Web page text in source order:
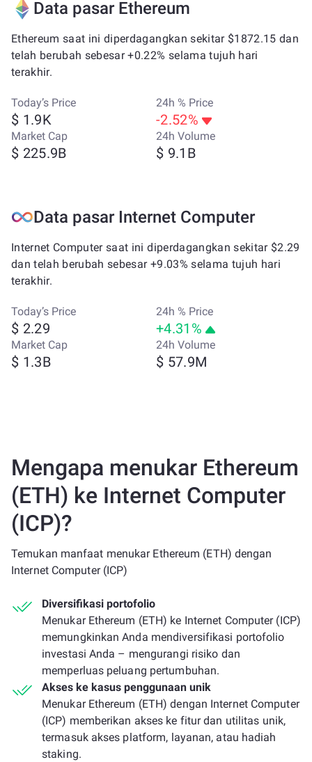
Data pasar Ethereum
Ethereum saat ini diperdagangkan sekitar $1872.15 dan
telah berubah sebesar +0.22% selama tujuh hari
terakhir.
Today’s Price
$ 1.9K
24h % Price
-2.52%
Market Cap
$ 225.9B
24h Volume
$ 9.1B
Data pasar Internet Computer
Internet Computer saat ini diperdagangkan sekitar $2.29
dan telah berubah sebesar +9.03% selama tujuh hari
terakhir.
Today’s Price
$ 2.29
24h % Price
+4.31%
Market Cap
$ 1.3B
24h Volume
$ 57.9M
Mengapa menukar Ethereum
(ETH) ke Internet Computer
(ICP)?
Temukan manfaat menukar Ethereum (ETH) dengan
Internet Computer (ICP)
Diversifikasi portofolio
Menukar Ethereum (ETH) ke Internet Computer (ICP)
memungkinkan Anda mendiversifikasi portofolio
investasi Anda – mengurangi risiko dan
memperluas peluang pertumbuhan.
Akses ke kasus penggunaan unik
Menukar Ethereum (ETH) dengan Internet Computer
(ICP) memberikan akses ke fitur dan utilitas unik,
termasuk akses platform, layanan, atau hadiah
staking.